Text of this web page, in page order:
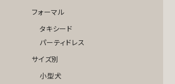
フォーマル
タキシード
パーティドレス
サイズ別
小型犬